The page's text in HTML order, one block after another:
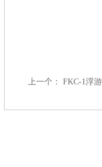
上一个： FKC-1浮